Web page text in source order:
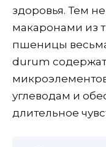
здоровья. Тем
макаронами из
пшеницы
durum
углеводам и
длительное